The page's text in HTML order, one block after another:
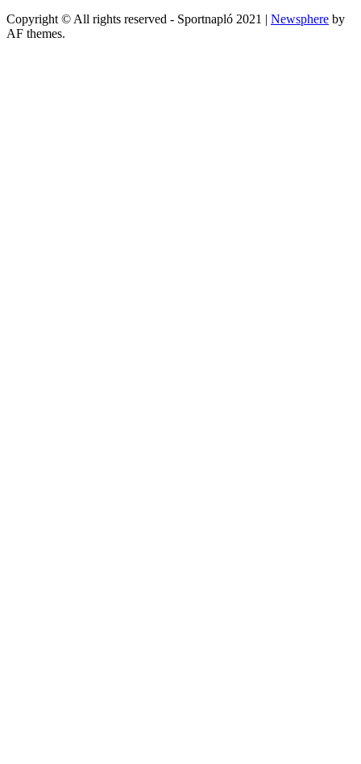
Copyright © All rights reserved - Sportnapló 2021 | Newsphere by
AF themes.